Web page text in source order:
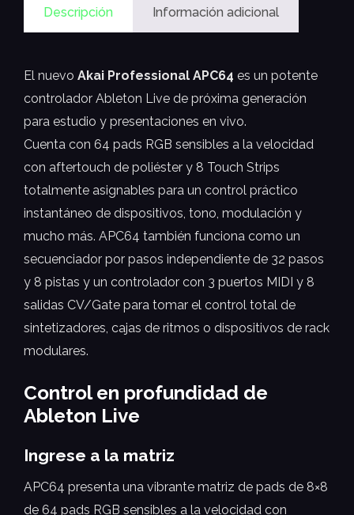
Descripción Información adicional
El nuevo Akai Professional APC64 es un potente
controlador Ableton Live de próxima generación
para estudio y presentaciones en vivo.
Cuenta con 64 pads RGB sensibles a la velocidad
con aftertouch de poliéster y 8 Touch Strips
totalmente asignables para un control práctico
instantáneo de dispositivos, tono, modulación y
mucho más. APC64 también funciona como un
secuenciador por pasos independiente de 32 pasos
y 8 pistas y un controlador con 3 puertos MIDI y 8
salidas CV/Gate para tomar el control total de
sintetizadores, cajas de ritmos o dispositivos de rack
modulares.
Control en profundidad de
Ableton Live
Ingrese a la matriz
APC64 presenta una vibrante matriz de pads de 8×8
de 64 pads RGB sensibles a la velocidad con